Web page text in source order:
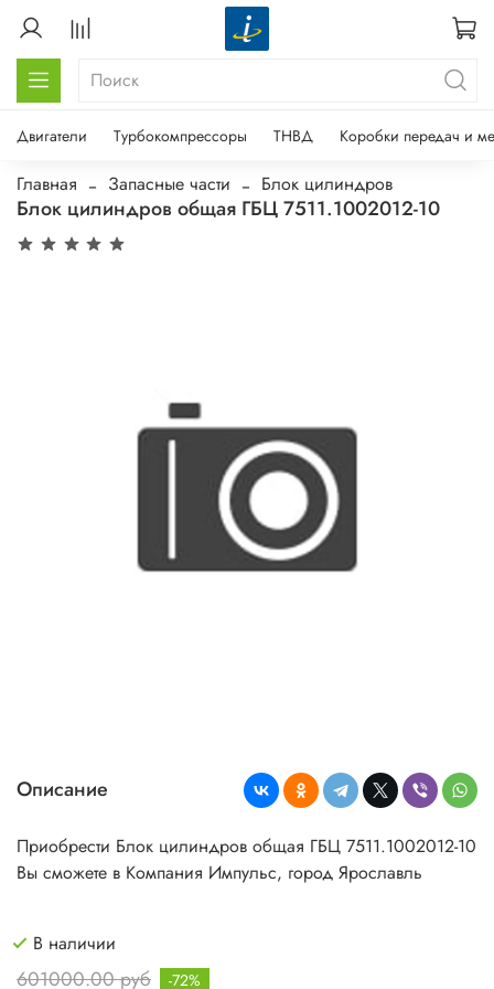
Двигатели Турбокомпрессоры ТНВД Коробки передач и
Главная Запасные части Блок цилиндров
Блок цилиндров общая ГБЦ 7511.1002012-10
Описание
Приобрести Блок цилиндров общая ГБЦ 7511.1002012-10
Вы сможете в Компания Импульс, город Ярославль
В наличии
601000.00 руб -72%